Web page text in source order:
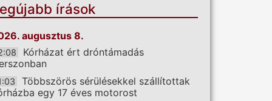
írások
augusztus 8.
Kórházat ért dróntámadás
Többszörös sérülésekkel szállítottak
egy 17 éves motorost